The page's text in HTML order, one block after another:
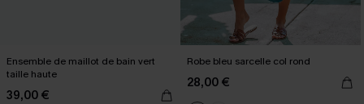
Ensemble de maillot de bain vert
taille haute
39,00 €
Robe bleu sarcelle col rond
28,00 €